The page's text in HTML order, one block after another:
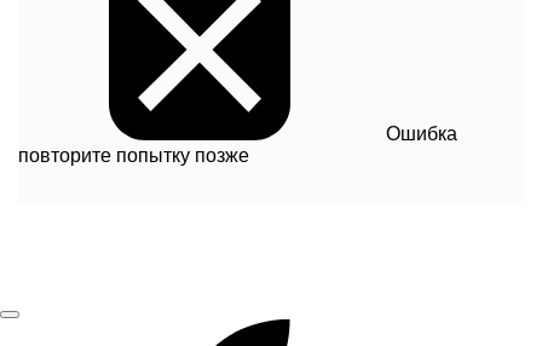
Ошибка
повторите попытку позже